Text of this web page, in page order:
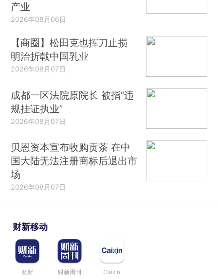
产业
2026年08月06日
【商圈】松田克也挥刀止损
明治折戟中国乳业
2026年08月07日
成都一区法院原院长 被指“违
规挂证执业”
2026年08月07日
贝恩资本宣布收购贡茶 在中
国大陆无法注册商标后退出市
场
2026年08月07日
财新移动
财新 财新周刊 Caixin